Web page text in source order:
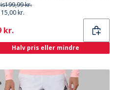
199,99 kr.
kr.
kr.
Halv pris eller mindre